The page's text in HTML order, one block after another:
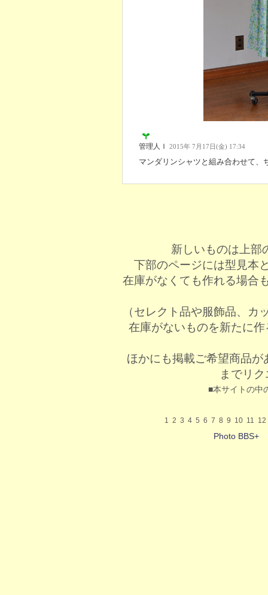
管理人Ｉ 2015年 7月17日(金) 17:34
マンダリンシャツと組み合わせて、
新しいものは上部
下部のページには型見本
在庫がなくても作れる場合
（セレクト品や服飾品、
在庫がないものを新たに
ほかにも掲載ご希望商品が
までリ
■本サイトの中
1 2 3 4 5 6 7 8 9 10 11 12
Photo BBS+